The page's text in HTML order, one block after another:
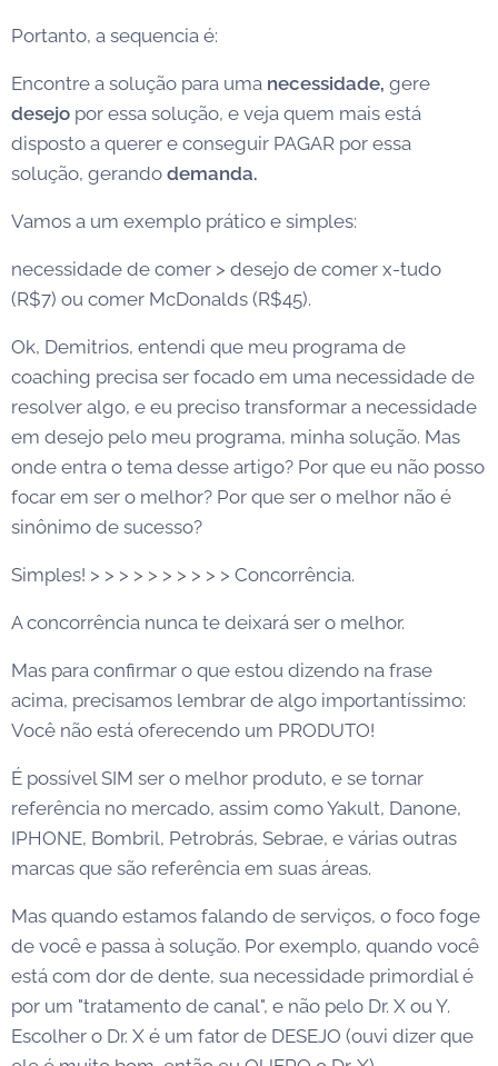
Portanto, a sequencia é:
Encontre a solução para uma necessidade, gere
desejo por essa solução, e veja quem mais está
disposto a querer e conseguir PAGAR por essa
solução, gerando demanda.
Vamos a um exemplo prático e simples:
necessidade de comer > desejo de comer x-tudo
(R$7) ou comer McDonalds (R$45).
Ok, Demitrios, entendi que meu programa de
coaching precisa ser focado em uma necessidade de
resolver algo, e eu preciso transformar a necessidade
em desejo pelo meu programa, minha solução. Mas
onde entra o tema desse artigo? Por que eu não posso
focar em ser o melhor? Por que ser o melhor não é
sinônimo de sucesso?
Simples! > > > > > > > > > > Concorrência.
A concorrência nunca te deixará ser o melhor.
Mas para confirmar o que estou dizendo na frase
acima, precisamos lembrar de algo importantíssimo:
Você não está oferecendo um PRODUTO!
É possível SIM ser o melhor produto, e se tornar
referência no mercado, assim como Yakult, Danone,
IPHONE, Bombril, Petrobrás, Sebrae, e várias outras
marcas que são referência em suas áreas.
Mas quando estamos falando de serviços, o foco foge
de você e passa à solução. Por exemplo, quando você
está com dor de dente, sua necessidade primordial é
por um "tratamento de canal", e não pelo Dr. X ou Y.
Escolher o Dr. X é um fator de DESEJO (ouvi dizer que